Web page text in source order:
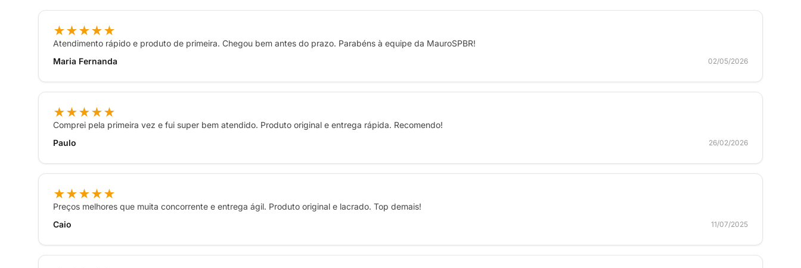
★★★★★
Atendimento rápido e produto de primeira. Chegou bem antes do prazo. Parabéns à equipe da MauroSPBR!
Maria Fernanda
02/05/2026
★★★★★
Comprei pela primeira vez e fui super bem atendido. Produto original e entrega rápida. Recomendo!
Paulo
26/02/2026
★★★★★
Preços melhores que muita concorrente e entrega ágil. Produto original e lacrado. Top demais!
Caio
11/07/2025